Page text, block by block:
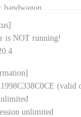
：shadowsockR
09-24) 回复
is NOT running!
(valid
unlimited